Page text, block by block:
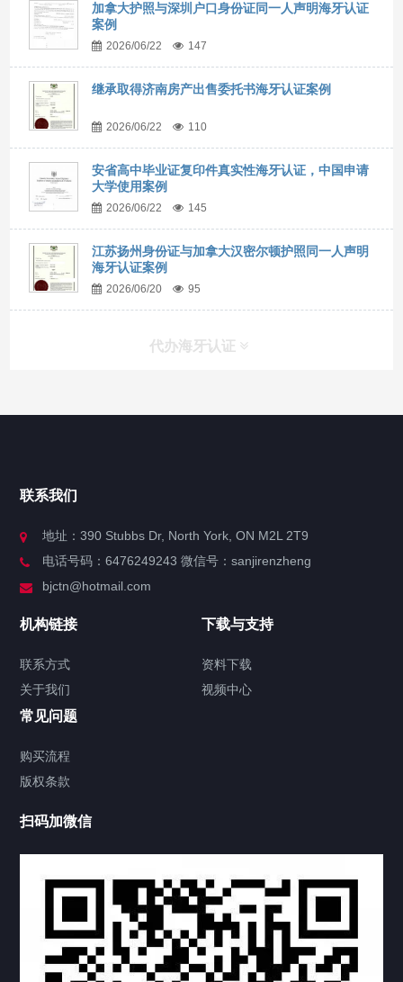
加拿大护照与深圳户口身份证同一人声明海牙认证
案例
2026/06/22 147
继承取得济南房产出售委托书海牙认证案例
2026/06/22 110
安省高中毕业证复印件真实性海牙认证，中国申请
大学使用案例
2026/06/22 145
江苏扬州身份证与加拿大汉密尔顿护照同一人声明
海牙认证案例
2026/06/20 95
代办海牙认证
服务分类
签署类文件海牙认证程序费用
视频中心
热门标签 TAG
机构链接
联系方式 关于我们
联系我们
地址：390 Stubbs Dr, North York, ON M2L 2T9
电话号码：6476249243 微信号：sanjirenzheng
bjctn@hotmail.com
机构链接
联系方式
关于我们
下载与支持
资料下载
视频中心
常见问题
购买流程
版权条款
扫码加微信